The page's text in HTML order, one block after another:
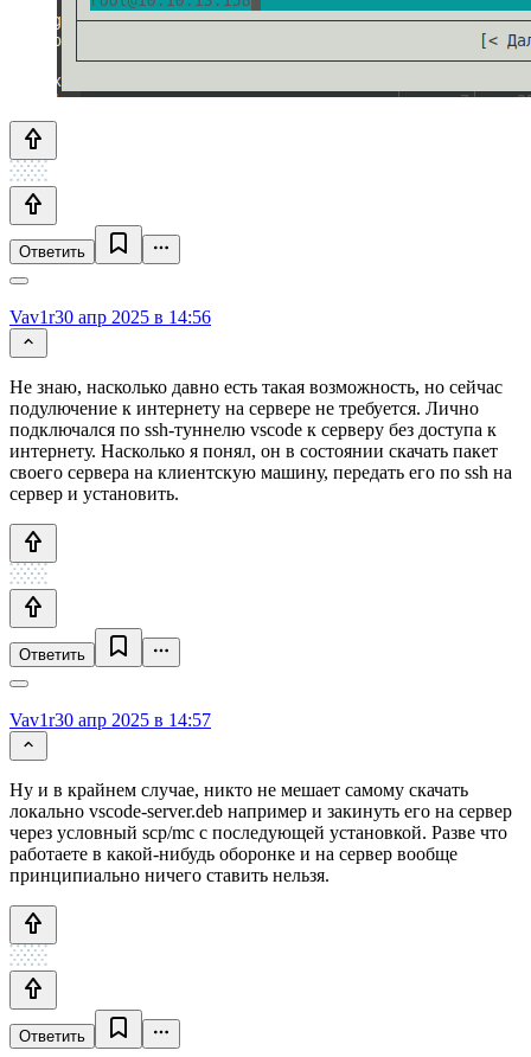
Ответить
Vav1r30 апр 2025 в 14:56
Не знаю, насколько давно есть такая возможность, но сейчас
подулючение к интернету на сервере не требуется. Лично
подключался по ssh-туннелю vscode к серверу без доступа к
интернету. Насколько я понял, он в состоянии скачать пакет
своего сервера на клиентскую машину, передать его по ssh на
сервер и установить.
Ответить
Vav1r30 апр 2025 в 14:57
Ну и в крайнем случае, никто не мешает самому скачать
локально vscode-server.deb например и закинуть его на сервер
через условный scp/mc с последующей установкой. Разве что
работаете в какой-нибудь оборонке и на сервер вообще
принципиально ничего ставить нельзя.
Ответить